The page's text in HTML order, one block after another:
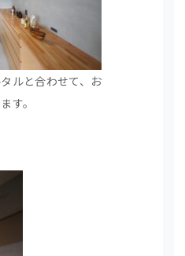
ルと合わせて、お
す。